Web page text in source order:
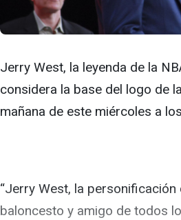
Jerry West, la leyenda de la
considera la base del logo de
mañana de este miércoles a
“Jerry West, la personificación
baloncesto y amigo de todos